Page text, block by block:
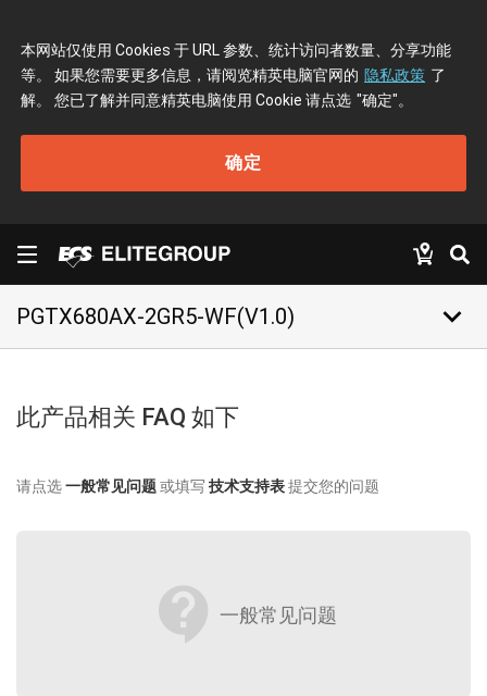
本网站仅使用 Cookies 于 URL 参数、统计访问者数量、分享功能
等。 如果您需要更多信息，请阅览精英电脑官网的 隐私政策 了
解。 您已了解并同意精英电脑使用 Cookie 请点选 "确定"。
确定
PGTX680AX-2GR5-WF(V1.0) keyboard_arrow_down
此产品相关 FAQ 如下
请点选一般常见问题或填写 技术支持表提交您的问题
contact_support 一般常见问题